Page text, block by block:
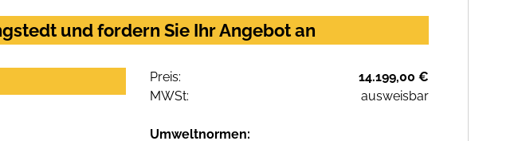
und fordern Sie Ihr Angebot an
Preis:
14.199,00 €
MWSt:
ausweisbar
Umweltnormen: